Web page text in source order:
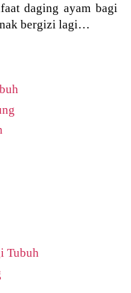
daging ayam bagi
bergizi lagi…
Tubuh